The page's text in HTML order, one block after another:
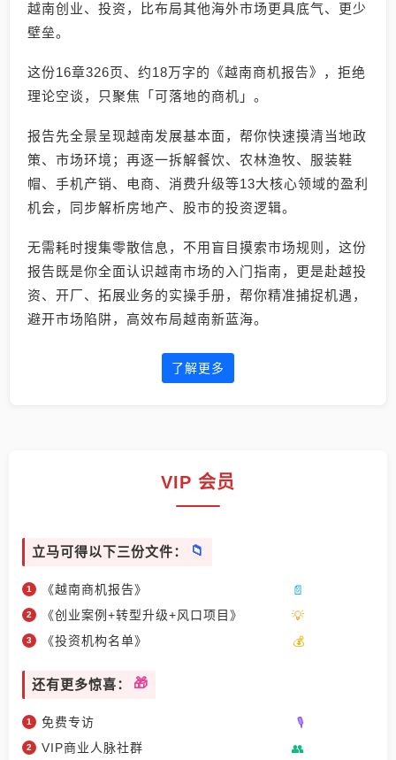
越南创业、投资，比布局其他海外市场更具底气、更少
壁垒。
这份16章326页、约18万字的《越南商机报告》，拒绝
理论空谈，只聚焦「可落地的商机」。
报告先全景呈现越南发展基本面，帮你快速摸清当地政
策、市场环境；再逐一拆解餐饮、农林渔牧、服装鞋
帽、手机产销、电商、消费升级等13大核心领域的盈利
机会，同步解析房地产、股市的投资逻辑。
无需耗时搜集零散信息，不用盲目摸索市场规则，这份
报告既是你全面认识越南市场的入门指南，更是赴越投
资、开厂、拓展业务的实操手册，帮你精准捕捉机遇，
避开市场陷阱，高效布局越南新蓝海。
了解更多
VIP 会员
立马可得以下三份文件：
《越南商机报告》
《创业案例+转型升级+风口项目》
《投资机构名单》
还有更多惊喜：
免费专访
VIP商业人脉社群